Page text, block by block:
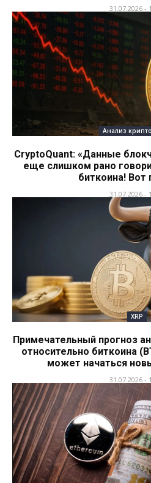
31.07.2026 -
Анализ
CryptoQuant: «Данные
еще слишком рано
биткоина! Вот
31.07.2026 -
XRP
Примечательный прогноз
относительно биткоина
может начаться
31.07.2026 -